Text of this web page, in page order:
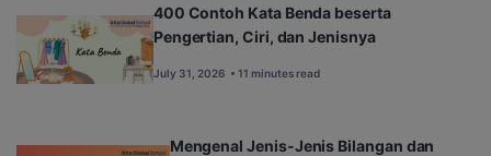
400 Contoh Kata Benda beserta
Pengertian, Ciri, dan Jenisnya
July 31, 2026 • 11 minutes read
Mengenal Jenis-Jenis Bilangan dan